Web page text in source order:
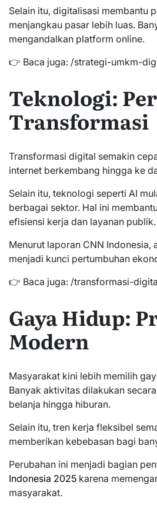
Selain itu, digitalisasi membantu
menjangkau pasar lebih luas.
mengandalkan platform online.
👉 Baca juga: /strategi-umkm-
Teknologi:
Transformasi
Transformasi digital semakin
internet berkembang hingga ke
Selain itu, teknologi seperti AI
berbagai sektor. Hal ini
efisiensi kerja dan layanan publik.
Menurut laporan CNN Indonesia,
menjadi kunci pertumbuhan
👉 Baca juga: /transformasi-
Gaya Hidup:
Modern
Masyarakat kini lebih memilih
Banyak aktivitas dilakukan
belanja hingga hiburan.
Selain itu, tren kerja fleksibel
memberikan kebebasan bagi
Perubahan ini menjadi bagian
Indonesia 2025 karena
masyarakat.